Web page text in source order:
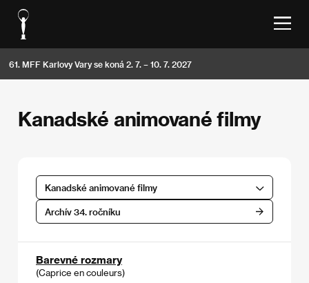
61. MFF Karlovy Vary se koná 2. 7. – 10. 7. 2027
Kanadské animované filmy
Kanadské animované filmy
Archív 34. ročníku
Barevné rozmary
(Caprice en couleurs)